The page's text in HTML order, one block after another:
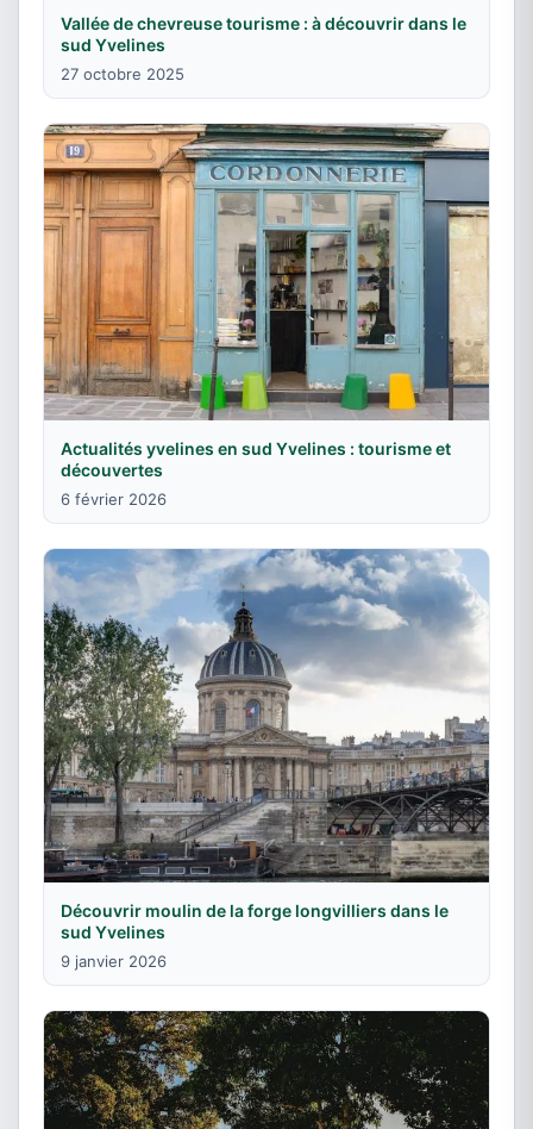
Vallée de chevreuse tourisme : à découvrir dans le
sud Yvelines
27 octobre 2025
Actualités yvelines en sud Yvelines : tourisme et
découvertes
6 février 2026
Découvrir moulin de la forge longvilliers dans le
sud Yvelines
9 janvier 2026